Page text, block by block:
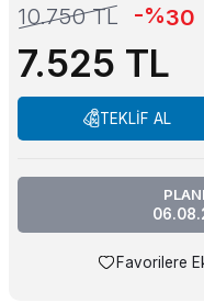
10.750TL -%30
7.525 TL
TEKLİF AL
Favorilere